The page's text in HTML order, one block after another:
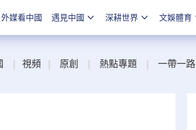
外媒看中國 遇見中國 深耕世界 文娛體育
視頻 原創 熱點專題 一帶一路